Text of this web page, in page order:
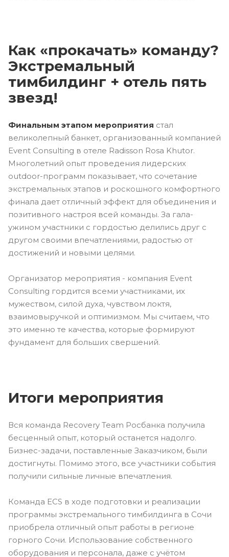
Как «прокачать» команду?
Экстремальный
тимбилдинг + отель пять
звезд!
Финальным этапом мероприятия стал
великолепный банкет, организованный компанией
Event Consulting в отеле Radisson Rosa Khutor.
Многолетний опыт проведения лидерских
outdoor-программ показывает, что сочетание
экстремальных этапов и роскошного комфортного
финала дает отличный эффект для объединения и
позитивного настроя всей команды. За гала-
ужином участники с гордостью делились друг с
другом своими впечатлениями, радостью от
достижений и новыми целями.
Организатор мероприятия - компания Event
Consulting гордится всеми участниками, их
мужеством, силой духа, чувством локтя,
взаимовыручкой и оптимизмом. Мы считаем, что
это именно те качества, которые формируют
фундамент для больших свершений.
Итоги мероприятия
Вся команда Recovery Team Росбанка получила
бесценный опыт, который останется надолго.
Бизнес-задачи, поставленные Заказчиком, были
достигнуты. Помимо этого, все участники события
получили сильные личные впечатления.
Команда ECS в ходе подготовки и реализации
программы экстремального тимбилдинга в Сочи
приобрела отличный опыт работы в регионе
горного Сочи. Использование собственного
оборудования и персонала, даже с учётом